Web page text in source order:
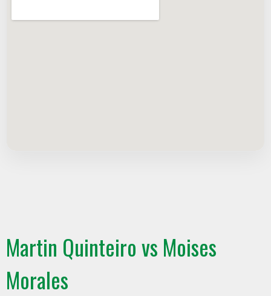
Martin Quinteiro vs Moises
Morales